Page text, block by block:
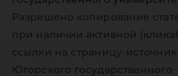
Разрешено копирование
при наличии активной
ссылки на страницу-источник
Югорского государственного